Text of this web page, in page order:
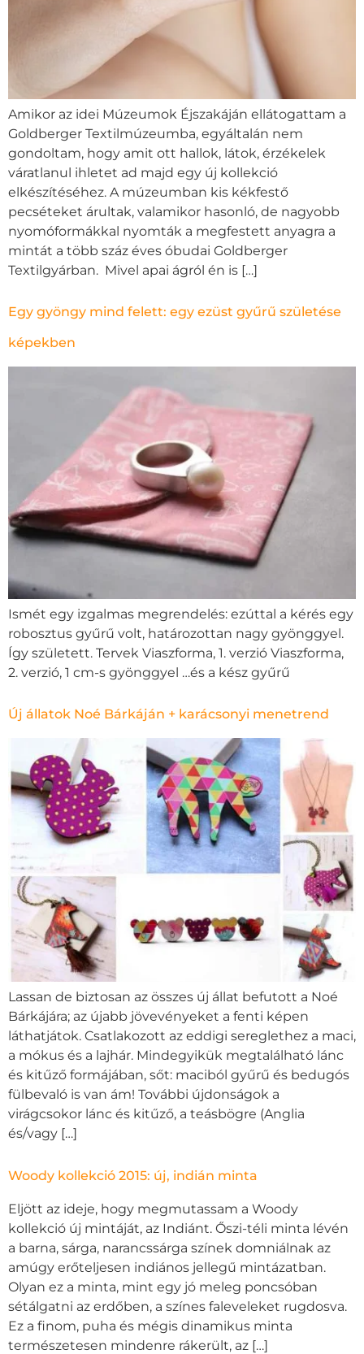
Amikor az idei Múzeumok Éjszakáján ellátogattam a
Goldberger Textilmúzeumba, egyáltalán nem
gondoltam, hogy amit ott hallok, látok, érzékelek
váratlanul ihletet ad majd egy új kollekció
elkészítéséhez. A múzeumban kis kékfestő
pecséteket árultak, valamikor hasonló, de nagyobb
nyomóformákkal nyomták a megfestett anyagra a
mintát a több száz éves óbudai Goldberger
Textilgyárban. Mivel apai ágról én is […]
Egy gyöngy mind felett: egy ezüst gyűrű születése
képekben
Ismét egy izgalmas megrendelés: ezúttal a kérés egy
robosztus gyűrű volt, határozottan nagy gyönggyel.
Így született. Tervek Viaszforma, 1. verzió Viaszforma,
2. verzió, 1 cm-s gyönggyel …és a kész gyűrű
Új állatok Noé Bárkáján + karácsonyi menetrend
Lassan de biztosan az összes új állat befutott a Noé
Bárkájára; az újabb jövevényeket a fenti képen
láthatjátok. Csatlakozott az eddigi sereglethez a maci,
a mókus és a lajhár. Mindegyikük megtalálható lánc
és kitűző formájában, sőt: maciból gyűrű és bedugós
fülbevaló is van ám! További újdonságok a
virágcsokor lánc és kitűző, a teásbögre (Anglia
és/vagy […]
Woody kollekció 2015: új, indián minta
Eljött az ideje, hogy megmutassam a Woody
kollekció új mintáját, az Indiánt. Őszi-téli minta lévén
a barna, sárga, narancssárga színek domniálnak az
amúgy erőteljesen indiános jellegű mintázatban.
Olyan ez a minta, mint egy jó meleg poncsóban
sétálgatni az erdőben, a színes faleveleket rugdosva.
Ez a finom, puha és mégis dinamikus minta
természetesen mindenre rákerült, az […]